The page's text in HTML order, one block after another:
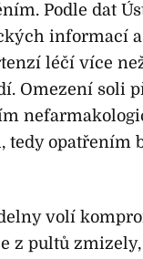
Podle dat
informací
léčí více
Omezení soli
tedy opatřením
volí
z pultů zmizely,